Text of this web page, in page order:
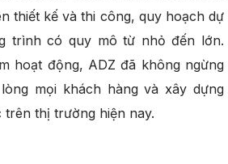
thiết kế và thi công, quy hoạch dự
trình có quy mô từ nhỏ đến lớn.
hoạt động, ADZ đã không ngừng
mọi khách hàng và xây dựng
thị trường hiện nay.